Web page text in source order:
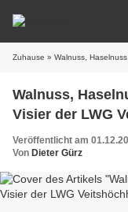
Zuhause » Walnuss, Haselnuss und
Walnuss,
Visier der LWG
Veröffentlicht am
Von Dieter Gürz